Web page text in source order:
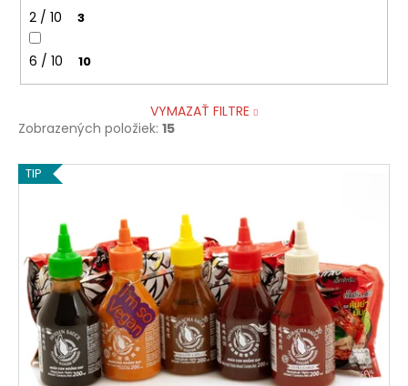
2 / 10 3
6 / 10 10
VYMAZAŤ FILTRE
Zobrazených položiek: 15
V
s
p
d
TIP